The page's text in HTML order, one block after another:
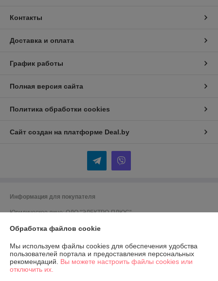
Контакты
Доставка и оплата
График работы
Полная версия сайта
Политика обработки cookies
Сайт создан на платформе Deal.by
Информация для покупателя
Юридическое лицо:ОДО "ЭЛЕКТРО-ПЛЮС"
УНП: 590001816
Регистрационный орган: Гродненский городской исполком
Обработка файлов cookie
Мы используем файлы cookies для обеспечения удобства
пользователей портала и предоставления персональных
рекомендаций. Вы можете настроить файлы cookies или
отключить их.